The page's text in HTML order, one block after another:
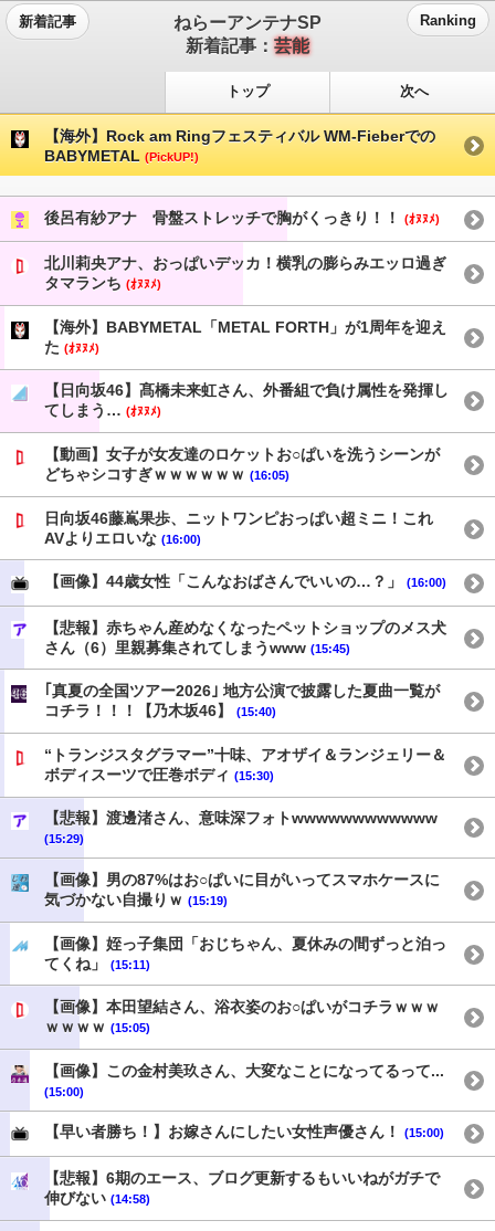
新着記事
ねらーアンテナSP
新着記事： 芸能
Ranking
トップ 次へ
【海外】Rock am Ringフェスティバル WM-Fieberでの
BABYMETAL (PickUP!)
後呂有紗アナ 骨盤ストレッチで胸がくっきり！！ (ｵﾇﾇﾒ)
北川莉央アナ、おっぱいデッカ！横乳の膨らみエッロ過ぎ
タマランち (ｵﾇﾇﾒ)
【海外】BABYMETAL「METAL FORTH」が1周年を迎え
た (ｵﾇﾇﾒ)
【日向坂46】髙橋未来虹さん、外番組で負け属性を発揮し
てしまう… (ｵﾇﾇﾒ)
【動画】女子が女友達のロケットお○ぱいを洗うシーンが
どちゃシコすぎｗｗｗｗｗｗ (16:05)
日向坂46藤嶌果歩、ニットワンピおっぱい超ミニ！これ
AVよりエロいな (16:00)
【画像】44歳女性「こんなおばさんでいいの…？」 (16:00)
【悲報】赤ちゃん産めなくなったペットショップのメス犬
さん（6）里親募集されてしまうwww (15:45)
｢真夏の全国ツアー2026｣ 地方公演で披露した夏曲一覧が
コチラ！！！【乃木坂46】
(15:40)
“トランジスタグラマー”十味、アオザイ＆ランジェリー＆
ボディスーツで圧巻ボディ (15:30)
【悲報】渡邊渚さん、意味深フォトwwwwwwwwwwww
(15:29)
【画像】男の87%はお○ぱいに目がいってスマホケースに
気づかない自撮りｗ (15:19)
【画像】姪っ子集団「おじちゃん、夏休みの間ずっと泊っ
てくね」
(15:11)
【画像】本田望結さん、浴衣姿のお○ぱいがコチラｗｗｗ
ｗｗｗｗ (15:05)
【画像】この金村美玖さん、大変なことになってるって...
(15:00)
【早い者勝ち！】お嫁さんにしたい女性声優さん！ (15:00)
【悲報】6期のエース、ブログ更新するもいいねがガチで
伸びない (14:58)